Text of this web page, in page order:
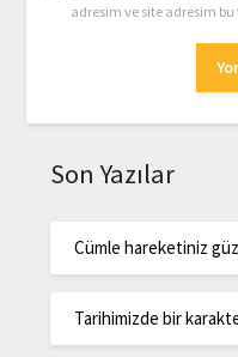
adresim ve site adresim
Son Yazılar
Cümle hareketiniz
Tarihimizde bir